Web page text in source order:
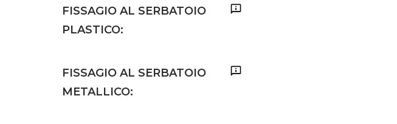
FISSAGIO AL SERBATOIO
PLASTICO:
FISSAGIO AL SERBATOIO
METALLICO: